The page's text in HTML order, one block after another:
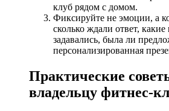
клуб рядом с домом.
Фиксируйте не эмоции, а
сколько ждали ответ,
задавались, была ли
персонализированная
Практические
владельцу фитнес-